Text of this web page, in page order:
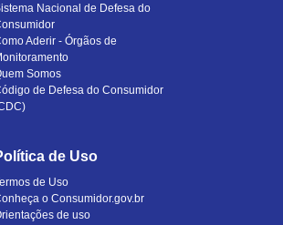
Nacional de Defesa do
Aderir - Órgãos de
Somos
de Defesa do Consumidor
de Uso
de Uso
o Consumidor.gov.br
de uso